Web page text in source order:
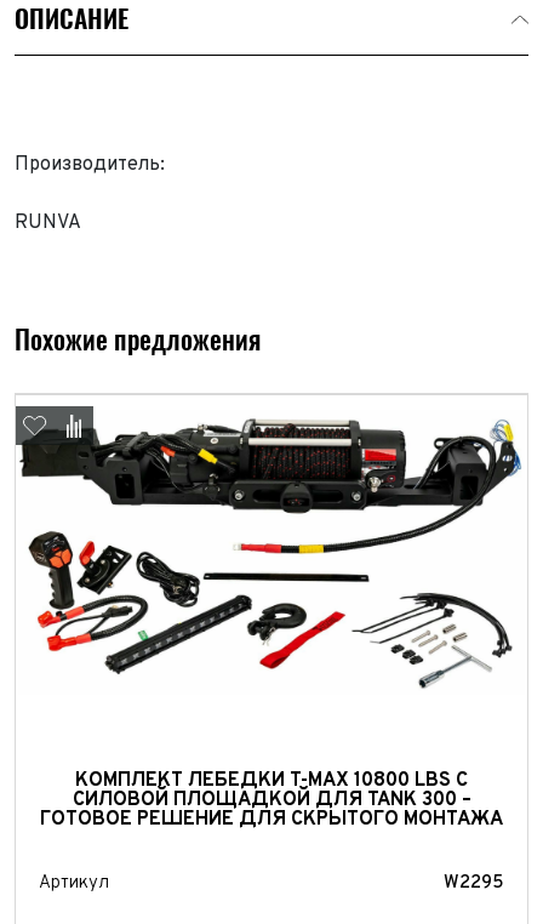
ОПИСАНИЕ
Производитель:
RUNVA
Похожие предложения
КОМПЛЕКТ ЛЕБЕДКИ T-MAX 10800 LBS С
СИЛОВОЙ ПЛОЩАДКОЙ ДЛЯ TANK 300 –
ГОТОВОЕ РЕШЕНИЕ ДЛЯ СКРЫТОГО МОНТАЖА
Артикул W2295
Обратная связь
Выкуп авто
ФИО*
Телефон*
Заявка на оценку
ФИО*